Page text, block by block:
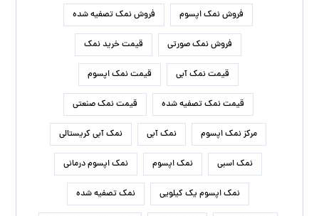
فروش نمک اپسوم فروش نمک تصفیه شده
فروش نمک صورتی قیمت خرید نمک
قیمت نمک آبی قیمت نمک اپسوم
قیمت نمک تصفیه شده قیمت نمک صنعتی
مرکز نمک اپسوم نمک آبی نمک آبی کریستالی
نمک اسبی نمک اپسوم نمک اپسوم درمانی
نمک اپسوم یک کیلویی نمک تصفیه شده